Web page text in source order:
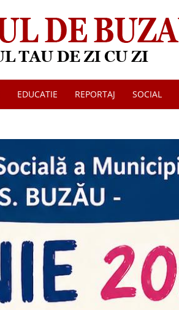
Jurnalul
de
Buzau
EDUCATIE REPORTAJ SOCIAL